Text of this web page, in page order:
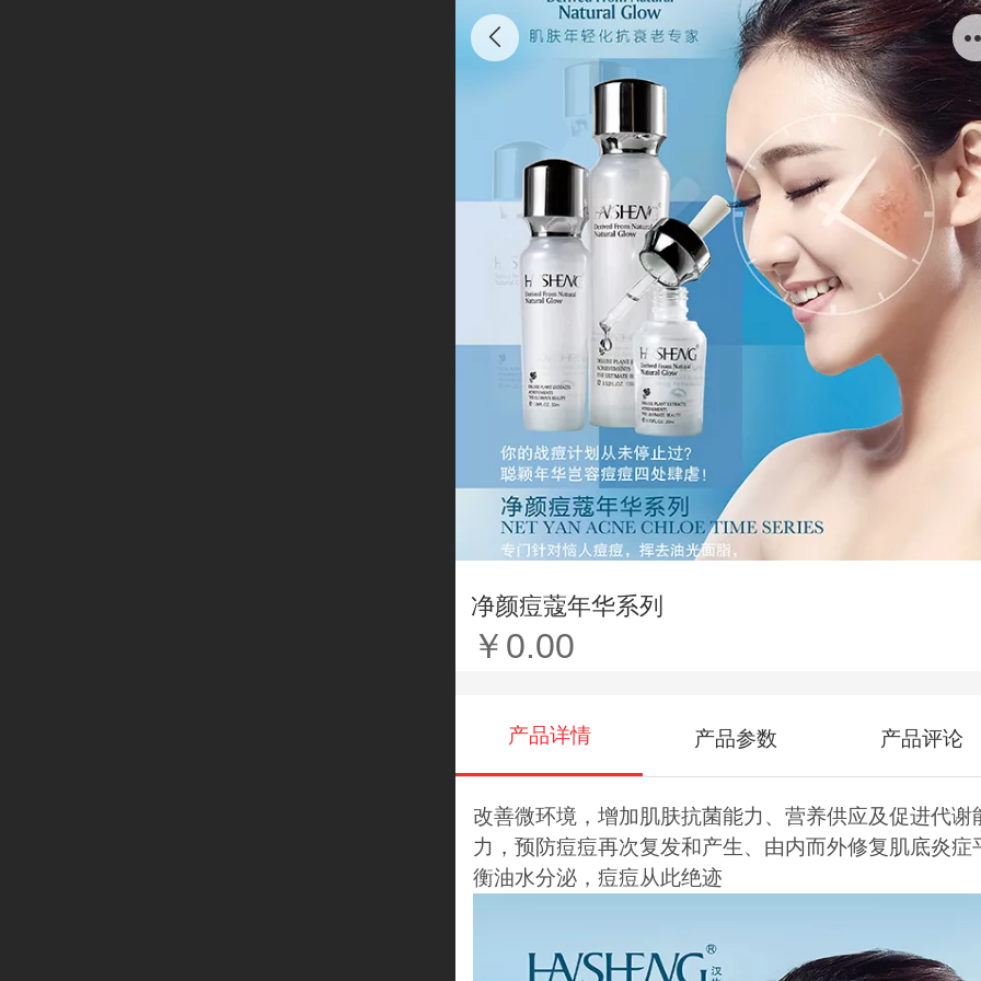
净颜痘蔻年华系列
￥0.00
产品详情 产品参数 产品评论
改善微环境，增加肌肤抗菌能力、营养供应及促进代谢
力，预防痘痘再次复发和产生、由内而外修复肌底炎症
衡油水分泌，痘痘从此绝迹